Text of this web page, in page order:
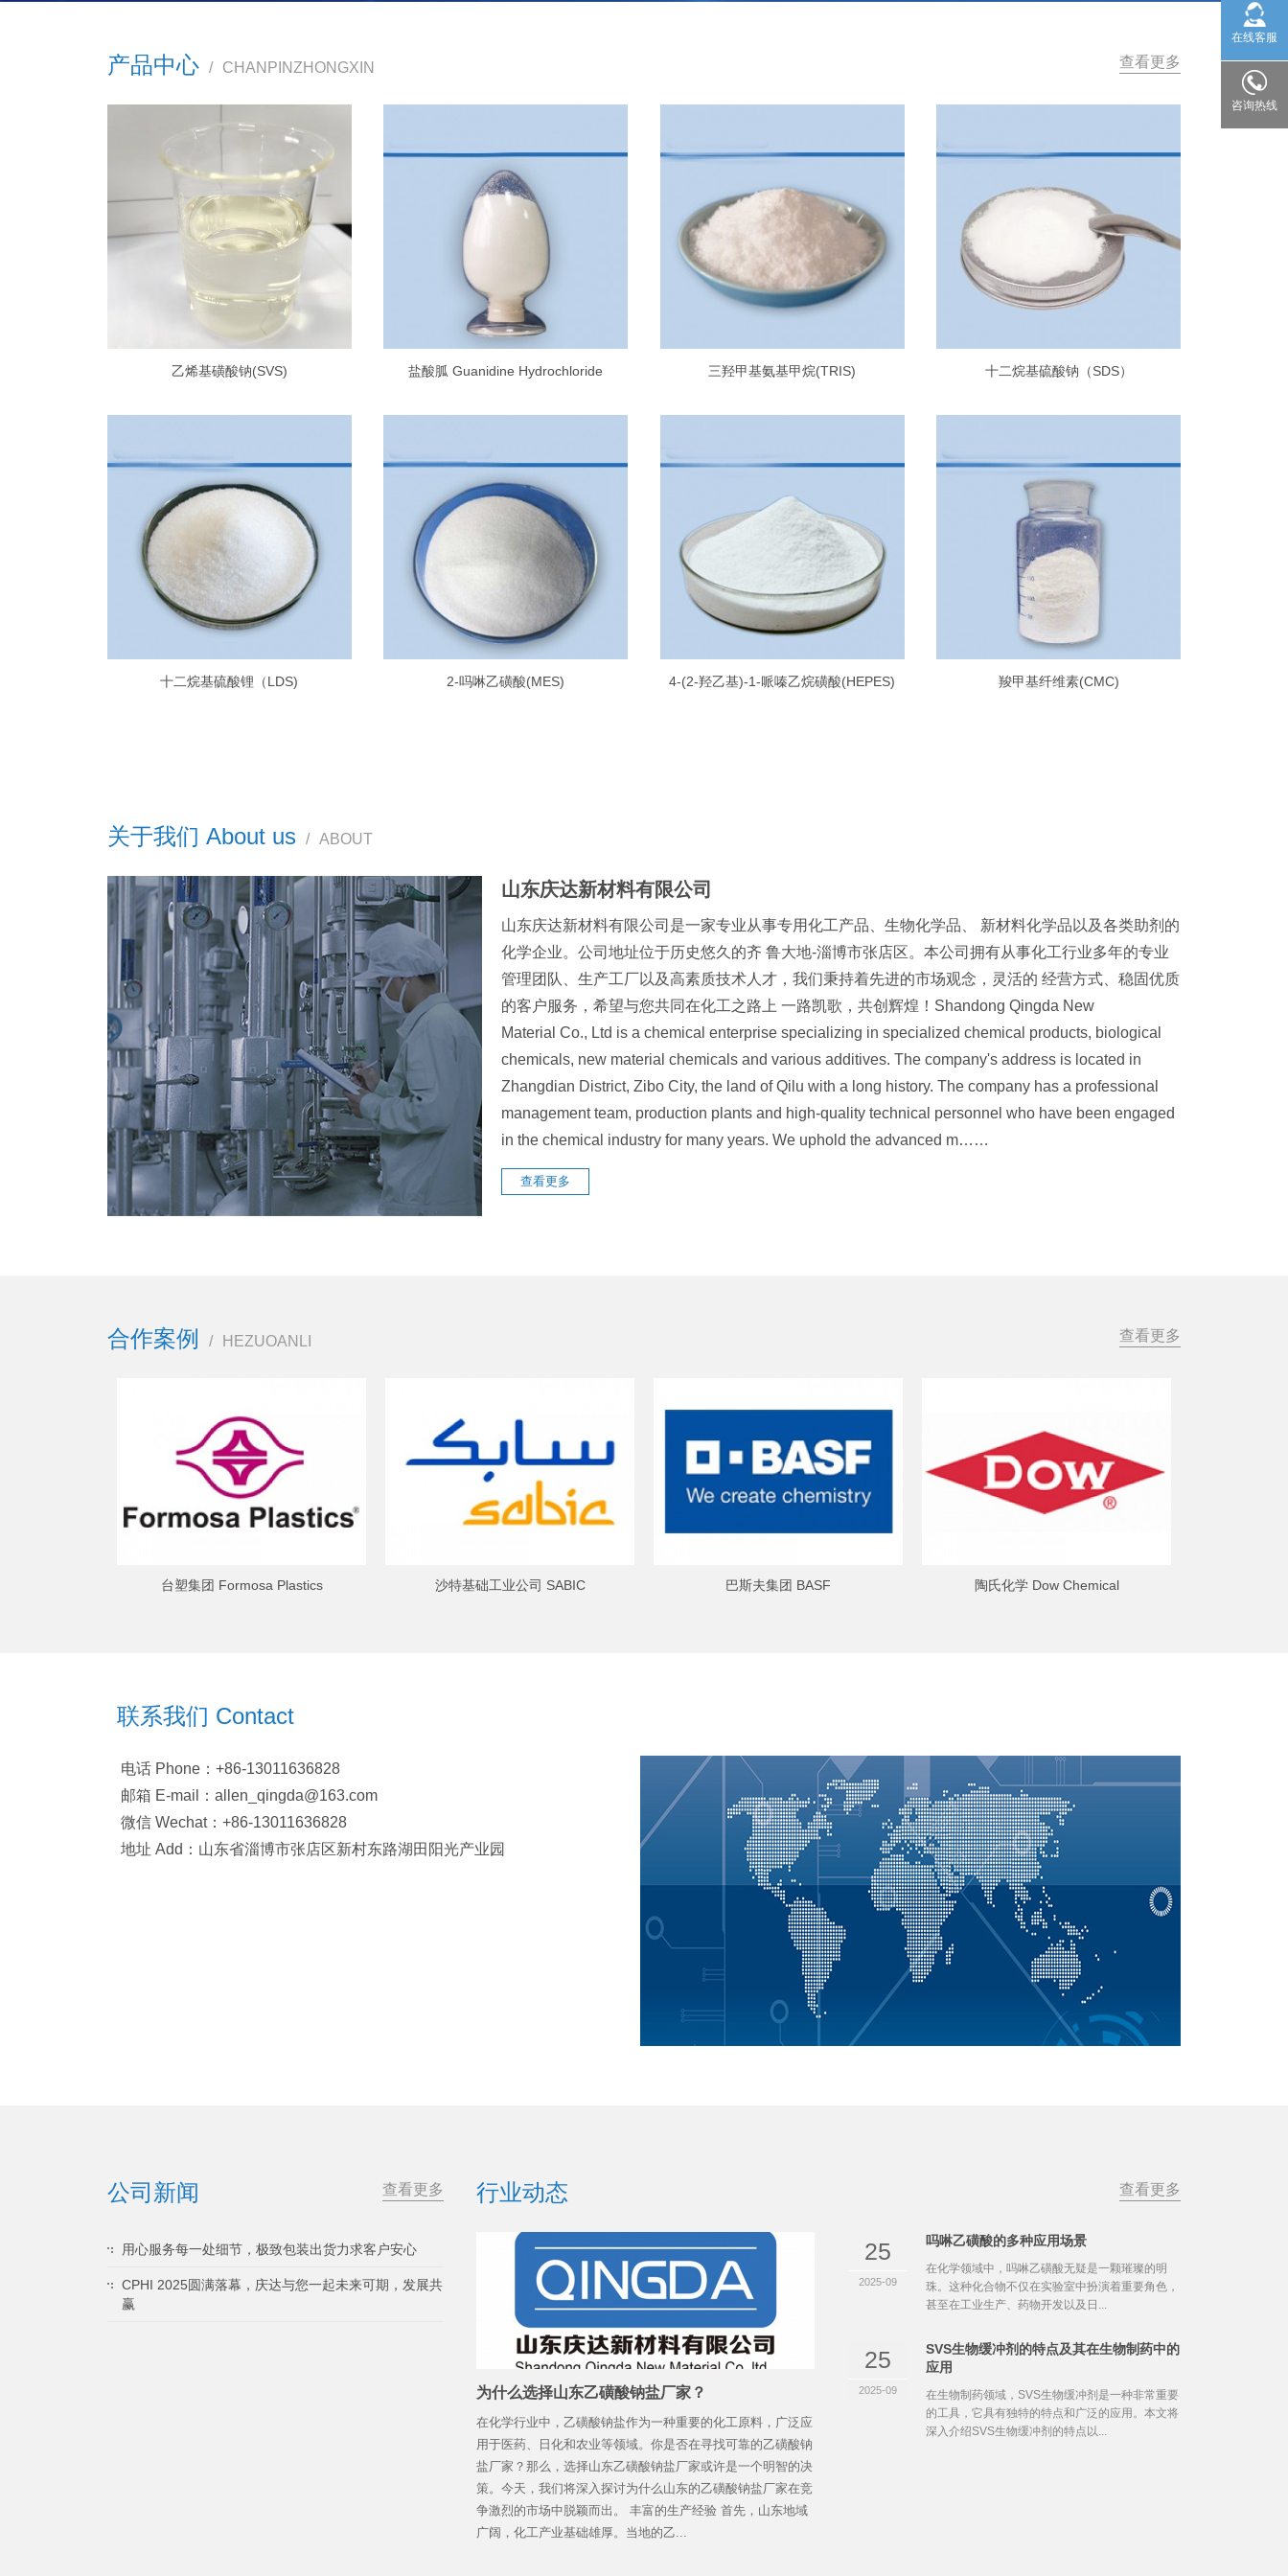
产品中心 / CHANPINZHONGXIN 查看更多
乙烯基磺酸钠(SVS) 盐酸胍 Guanidine Hydrochloride 三羟甲基氨基甲烷(TRIS) 十二烷基硫酸钠（SDS）
十二烷基硫酸锂（LDS) 2-吗啉乙磺酸(MES) 4-(2-羟乙基)-1-哌嗪乙烷磺酸(HEPES) 羧甲基纤维素(CMC)
关于我们 About us / ABOUT
山东庆达新材料有限公司
山东庆达新材料有限公司是一家专业从事专用化工产品、生物化学品、 新材料化学品以及各类助剂的
化学企业。公司地址位于历史悠久的齐 鲁大地-淄博市张店区。本公司拥有从事化工行业多年的专业
管理团队、生产工厂以及高素质技术人才，我们秉持着先进的市场观念，灵活的 经营方式、稳固优质
的客户服务，希望与您共同在化工之路上 一路凯歌，共创辉煌！Shandong Qingda New
Material Co., Ltd is a chemical enterprise specializing in specialized chemical products, biological
chemicals, new material chemicals and various additives. The company's address is located in
Zhangdian District, Zibo City, the land of Qilu with a long history. The company has a professional
management team, production plants and high-quality technical personnel who have been engaged
in the chemical industry for many years. We uphold the advanced m……
查看更多
合作案例 / HEZUOANLI 查看更多
台塑集团 Formosa Plastics 沙特基础工业公司 SABIC 巴斯夫集团 BASF 陶氏化学 Dow Chemical
联系我们 Contact
电话 Phone：+86-13011636828
邮箱 E-mail：allen_qingda@163.com
微信 Wechat：+86-13011636828
地址 Add：山东省淄博市张店区新村东路湖田阳光产业园
公司新闻 查看更多
用心服务每一处细节，极致包装出货力求客户安心
CPHI 2025圆满落幕，庆达与您一起未来可期，发展共
赢
行业动态 查看更多
为什么选择山东乙磺酸钠盐厂家？
在化学行业中，乙磺酸钠盐作为一种重要的化工原料，广泛应
用于医药、日化和农业等领域。你是否在寻找可靠的乙磺酸钠
盐厂家？那么，选择山东乙磺酸钠盐厂家或许是一个明智的决
策。今天，我们将深入探讨为什么山东的乙磺酸钠盐厂家在竞
争激烈的市场中脱颖而出。 丰富的生产经验 首先，山东地域
广阔，化工产业基础雄厚。当地的乙...
25
2025-09
吗啉乙磺酸的多种应用场景
在化学领域中，吗啉乙磺酸无疑是一颗璀璨的明
珠。这种化合物不仅在实验室中扮演着重要角色，
甚至在工业生产、药物开发以及日...
25
2025-09
SVS生物缓冲剂的特点及其在生物制药中的
应用
在生物制药领域，SVS生物缓冲剂是一种非常重要
的工具，它具有独特的特点和广泛的应用。本文将
深入介绍SVS生物缓冲剂的特点以...
在线客服
咨询热线